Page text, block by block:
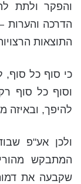
והפקר ולתת
הדרכה והערות
התוצאות
כי סוף כל
וסוף כל סוף
להיפך, ובאיזה
ולכן אע"פ
המתבקש
שקבעה את